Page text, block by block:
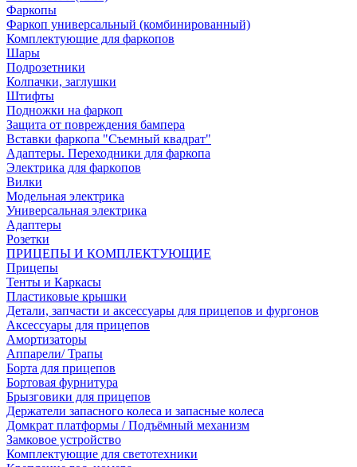
Фаркопы
Фаркоп универсальный (комбинированный)
Комплектующие для фаркопов
Шары
Подрозетники
Колпачки, заглушки
Штифты
Подножки на фаркоп
Защита от повреждения бампера
Вставки фаркопа "Съемный квадрат"
Адаптеры. Переходники для фаркопа
Электрика для фаркопов
Вилки
Модельная электрика
Универсальная электрика
Адаптеры
Розетки
ПРИЦЕПЫ И КОМПЛЕКТУЮЩИЕ
Прицепы
Тенты и Каркасы
Пластиковые крышки
Детали, запчасти и аксессуары для прицепов и фургонов
Аксессуары для прицепов
Амортизаторы
Аппарели/ Трапы
Борта для прицепов
Бортовая фурнитура
Брызговики для прицепов
Держатели запасного колеса и запасные колеса
Домкрат платформы / Подъёмный механизм
Замковое устройство
Комплектующие для светотехники